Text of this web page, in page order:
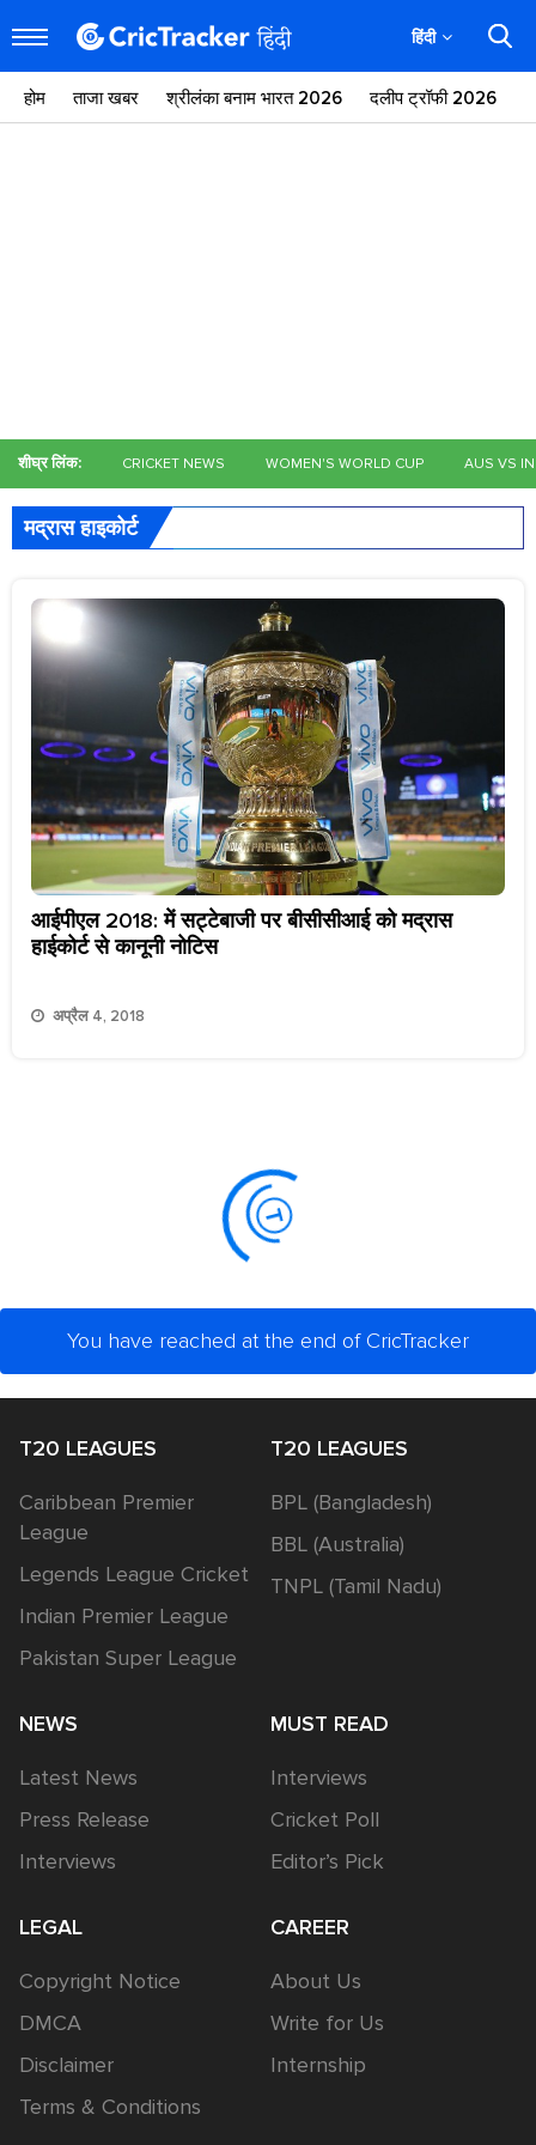
हिंदी
होम ताजा खबर श्रीलंका बनाम भारत 2026 दलीप ट्रॉफी 2026
शीघ्र लिंक: CRICKET NEWS WOMEN'S WORLD CUP AUS VS
मद्रास हाइकोर्ट
आईपीएल 2018: में सट्टेबाजी पर बीसीसीआई को मद्रास
हाईकोर्ट से कानूनी नोटिस
अप्रैल 4, 2018
You have reached at the end of CricTracker
T20 LEAGUES
Caribbean Premier
League
Legends League Cricket
Indian Premier League
Pakistan Super League
T20 LEAGUES
BPL (Bangladesh)
BBL (Australia)
TNPL (Tamil Nadu)
NEWS
Latest News
Press Release
Interviews
MUST READ
Interviews
Cricket Poll
Editor’s Pick
LEGAL
Copyright Notice
DMCA
Disclaimer
Terms & Conditions
CAREER
About Us
Write for Us
Internship